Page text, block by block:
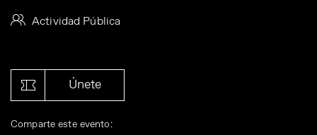
Actividad Pública
Únete
Comparte este evento: